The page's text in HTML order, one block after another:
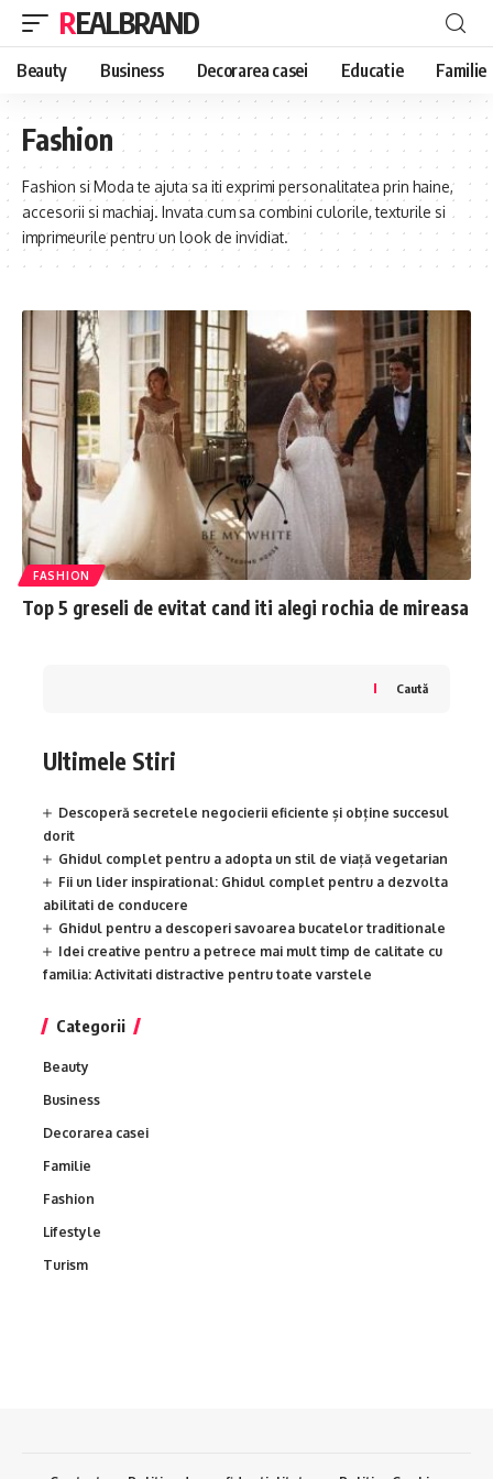
REALBRAND
Beauty Business Decorarea casei Educatie Familie
Fashion
Fashion si Moda te ajuta sa iti exprimi personalitatea prin haine,
accesorii si machiaj. Invata cum sa combini culorile, texturile si
imprimeurile pentru un look de invidiat.
FASHION
Top 5 greseli de evitat cand iti alegi rochia de mireasa
Caută
Ultimele Stiri
Descoperă secretele negocierii eficiente și obține succesul
dorit
Ghidul complet pentru a adopta un stil de viață vegetarian
Fii un lider inspirational: Ghidul complet pentru a dezvolta
abilitati de conducere
Ghidul pentru a descoperi savoarea bucatelor traditionale
Idei creative pentru a petrece mai mult timp de calitate cu
familia: Activitati distractive pentru toate varstele
Categorii
Beauty
Business
Decorarea casei
Familie
Fashion
Lifestyle
Turism